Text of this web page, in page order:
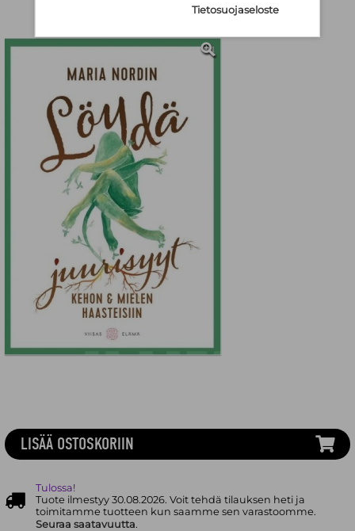
LISÄÄ OSTOSKORIIN
Tulossa!
Tuote ilmestyy 30.08.2026. Voit tehdä tilauksen heti ja
toimitamme tuotteen kun saamme sen varastoomme.
Seuraa saatavuutta.
Tietosuojaseloste